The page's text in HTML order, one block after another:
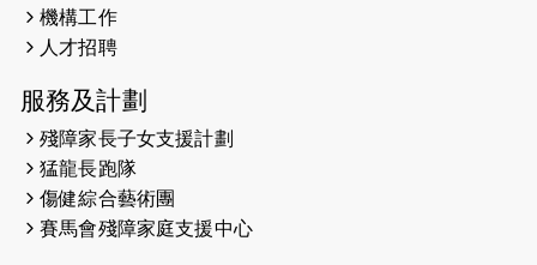
2026-05-21
2026-05-14
（19:00開始）
2026-05-07
開始）
機構工作
人才招聘
服務及計劃
殘障家長子女支援計劃
猛龍長跑隊
傷健綜合藝術團
賽馬會殘障家庭支援中心